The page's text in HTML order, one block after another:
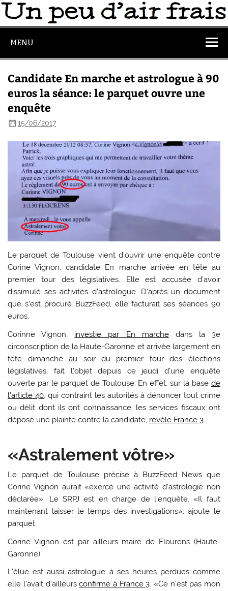
MENU
Candidate En marche et astrologue à 90
euros la séance: le parquet ouvre une
enquête
15/06/2017
Le parquet de Toulouse vient d’ouvrir une enquête contre
Corine Vignon, candidate En marche arrivée en tête au
premier tour des législatives. Elle est accusée d’avoir
dissimulé ses activités d’astrologue. D’après un document
que s’est procuré BuzzFeed, elle facturait ses séances 90
euros.
Corinne Vignon, investie par En marchedans la 3e
circonscription de la Haute-Garonne et arrivée largement en
tête dimanche au soir du premier tour des élections
législatives, fait l’objet depuis ce jeudi d’une enquête
ouverte par le parquet de Toulouse. En effet, sur la base de
l’article 40, qui contraint les autorités à dénoncer tout crime
ou délit dont ils ont connaissance, les services fiscaux ont
déposé une plainte contre la candidate, révèle France 3.
«Astralement vôtre»
Le parquet de Toulouse précise à BuzzFeed News que
Corine Vignon aurait «exercé une activité d’astrologie non
déclarée». Le SRPJ est en charge de l’enquête. «Il faut
maintenant laisser le temps des investigations», ajoute le
parquet.
Corine Vignon est par ailleurs maire de Flourens (Haute-
Garonne).
L’élue est aussi astrologue à ses heures perdues comme
elle l’avait d’ailleursconfirmé à France 3. «Ce n’est pas mon